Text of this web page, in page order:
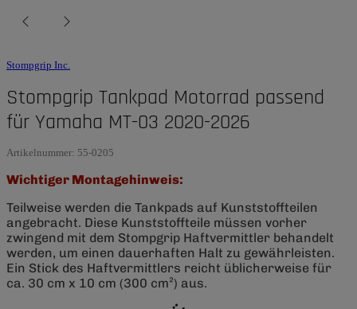
Stompgrip Inc.
Stompgrip Tankpad Motorrad passend
für Yamaha MT-03 2020-2026
Artikelnummer: 55-0205
Wichtiger Montagehinweis:
Teilweise werden die Tankpads auf Kunststoffteilen
angebracht. Diese Kunststoffteile müssen vorher
zwingend mit dem Stompgrip Haftvermittler behandelt
werden, um einen dauerhaften Halt zu gewährleisten.
Ein Stick des Haftvermittlers reicht üblicherweise für
ca. 30 cm x 10 cm (300 cm²) aus.